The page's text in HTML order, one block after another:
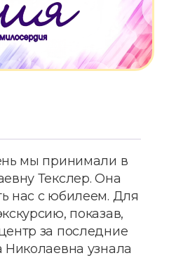
мы принимали в
Текслер. Она
нас с юбилеем. Для
показав,
за последние
узнала